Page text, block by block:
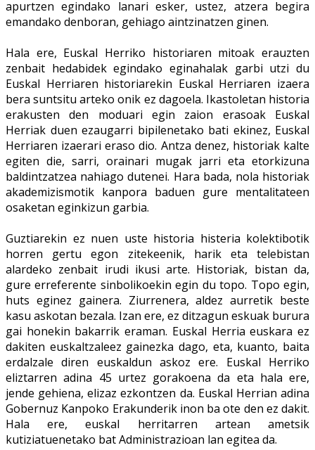
apurtzen egindako lanari esker, ustez, atzera begira
emandako denboran, gehiago aintzinatzen ginen.
Hala ere, Euskal Herriko historiaren mitoak erauzten
zenbait hedabidek egindako eginahalak garbi utzi du
Euskal Herriaren historiarekin Euskal Herriaren izaera
bera suntsitu arteko onik ez dagoela. Ikastoletan historia
erakusten den moduari egin zaion erasoak Euskal
Herriak duen ezaugarri bipilenetako bati ekinez, Euskal
Herriaren izaerari eraso dio. Antza denez, historiak kalte
egiten die, sarri, orainari mugak jarri eta etorkizuna
baldintzatzea nahiago dutenei. Hara bada, nola historiak
akademizismotik kanpora baduen gure mentalitateen
osaketan eginkizun garbia.
Guztiarekin ez nuen uste historia histeria kolektibotik
horren gertu egon zitekeenik, harik eta telebistan
alardeko zenbait irudi ikusi arte. Historiak, bistan da,
gure erreferente sinbolikoekin egin du topo. Topo egin,
huts eginez gainera. Ziurrenera, aldez aurretik beste
kasu askotan bezala. Izan ere, ez ditzagun eskuak burura
gai honekin bakarrik eraman. Euskal Herria euskara ez
dakiten euskaltzaleez gainezka dago, eta, kuanto, baita
erdalzale diren euskaldun askoz ere. Euskal Herriko
eliztarren adina 45 urtez gorakoena da eta hala ere,
jende gehiena, elizaz ezkontzen da. Euskal Herrian adina
Gobernuz Kanpoko Erakunderik inon ba ote den ez dakit.
Hala ere, euskal herritarren artean ametsik
kutiziatuenetako bat Administrazioan lan egitea da.